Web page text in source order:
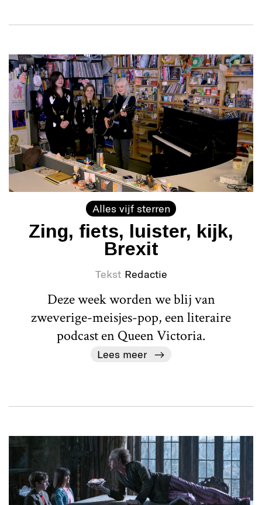
Alles vijf sterren
Zing, fiets, luister, kijk,
Brexit
Tekst Redactie
Deze week worden we blij van
zweverige-meisjes-pop, een literaire
podcast en Queen Victoria.
Lees meer